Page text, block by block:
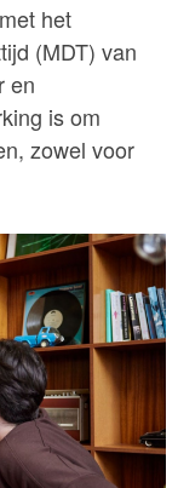
het
(MDT) van
en
is om
zowel voor